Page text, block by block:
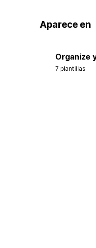
Aparece en
Organize
7 plantillas